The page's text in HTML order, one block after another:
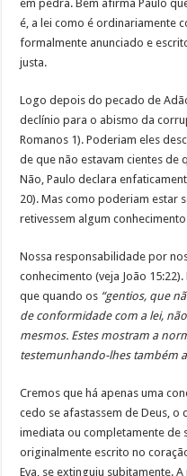
em pedra. Bem afirma Paulo
é, a lei como é ordinariamente
formalmente anunciado e
justa.
Logo depois do pecado de
declínio para o abismo da
Romanos 1). Poderiam eles
de que não estavam cientes de
Não, Paulo declara
20). Mas como poderiam estar
retivessem algum
Nossa responsabilidade por
conhecimento (veja João
que quando os “gentios, que
de conformidade com a lei,
mesmos. Estes mostram a
testemunhando-lhes também
Cremos que há apenas uma
cedo se afastassem de Deus, o
imediata ou completamente de
originalmente escrito no
Eva, se extinguiu subitamente.